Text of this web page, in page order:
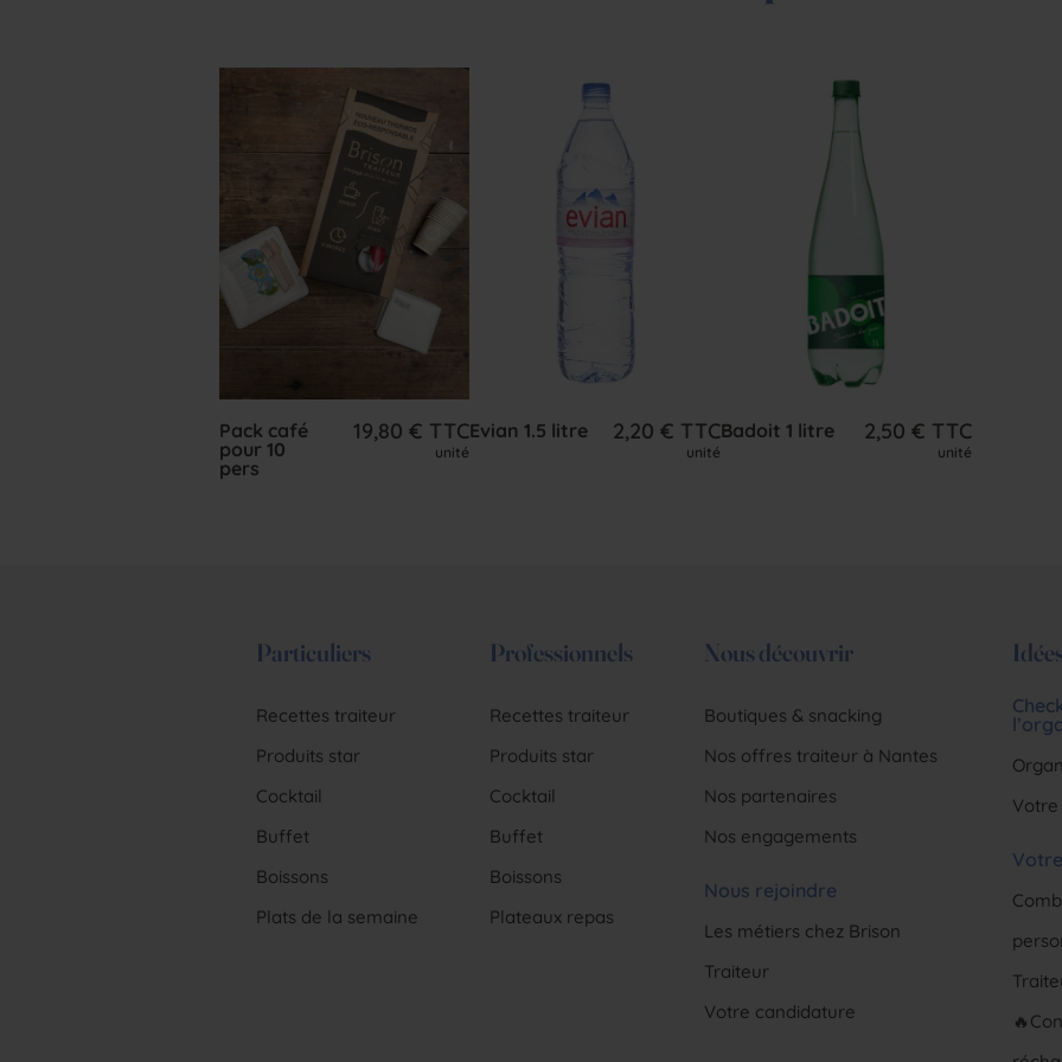
Pack café
pour 10
pers
19,80€ TTC
unité
Evian 1.5 litre 2,20 € TTC
unité
Badoit 1 litre 2,50 € TTC
unité
Particuliers
Recettes traiteur
Produits star
Cocktail
Buffet
Boissons
Plats de la semaine
Professionnels
Recettes traiteur
Produits star
Cocktail
Buffet
Boissons
Plateaux repas
Nous découvrir
Boutiques & snacking
Nos offres traiteur à Nantes
Nos partenaires
Nos engagements
Nous rejoindre
Les métiers chez Brison
Traiteur
Votre candidature